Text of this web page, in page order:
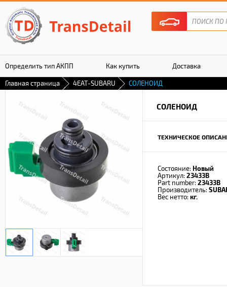
Определить тип АКПП Как купить Доставка
Гарантия
Главная страница 4EAT-SUBARU СОЛЕНОИД
СОЛЕНОИД
ТЕХНИЧЕСКОЕ
Состояние: Новый
Артикул: 23433B
Part number: 23433B
Производитель:
Вес нетто: кг.